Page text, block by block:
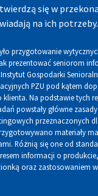
się w
na ich potrzeby.
przygotowanie
prezentować seniorom
Gospodarki
PZU pod kątem
klienta. Na podstawie tych
powstały główne
przeznaczonych
materiały
Różnią się one od
informacji o
oraz zastosowaniem